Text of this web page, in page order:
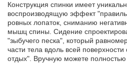
Конструкция спинки имеет
воспроизводящую эффект
ровных лопаток, сниманию
мышц спины. Сидение
"зыбучего песка", который
части тела вдоль всей
отдых". Вручную можете полностью